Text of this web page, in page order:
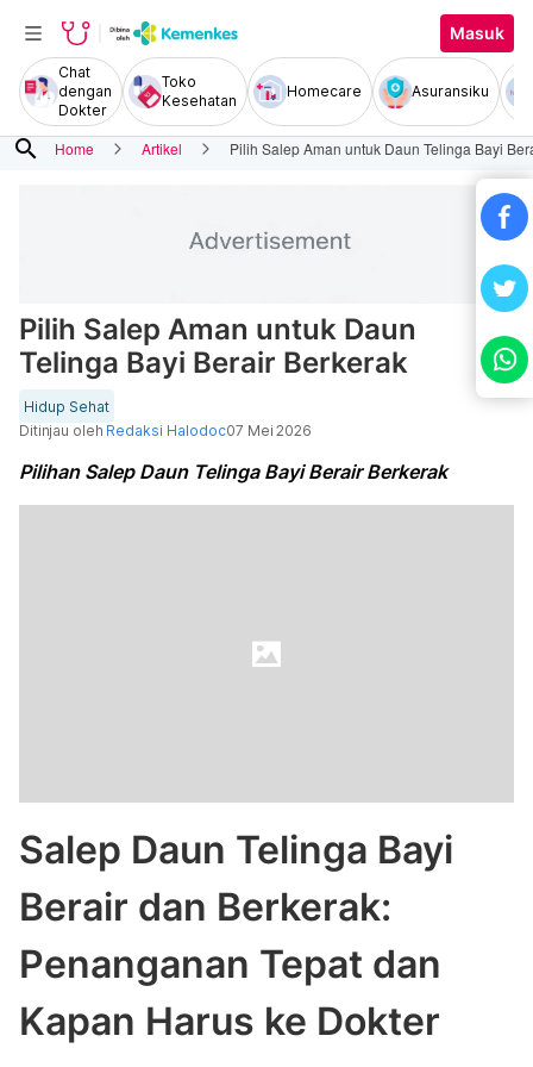
Masuk
Chat
dengan
Dokter
Toko
Kesehatan
Homecare Asuransiku
search Home Artikel Pilih Salep Aman untuk Daun Telinga Bayi
Pilih Salep Aman untuk Daun
Telinga Bayi Berair Berkerak
Hidup Sehat
Ditinjau oleh Redaksi Halodoc07 Mei 2026
Pilihan Salep Daun Telinga Bayi Berair Berkerak
Salep Daun Telinga Bayi
Berair dan Berkerak:
Penanganan Tepat dan
Kapan Harus ke Dokter